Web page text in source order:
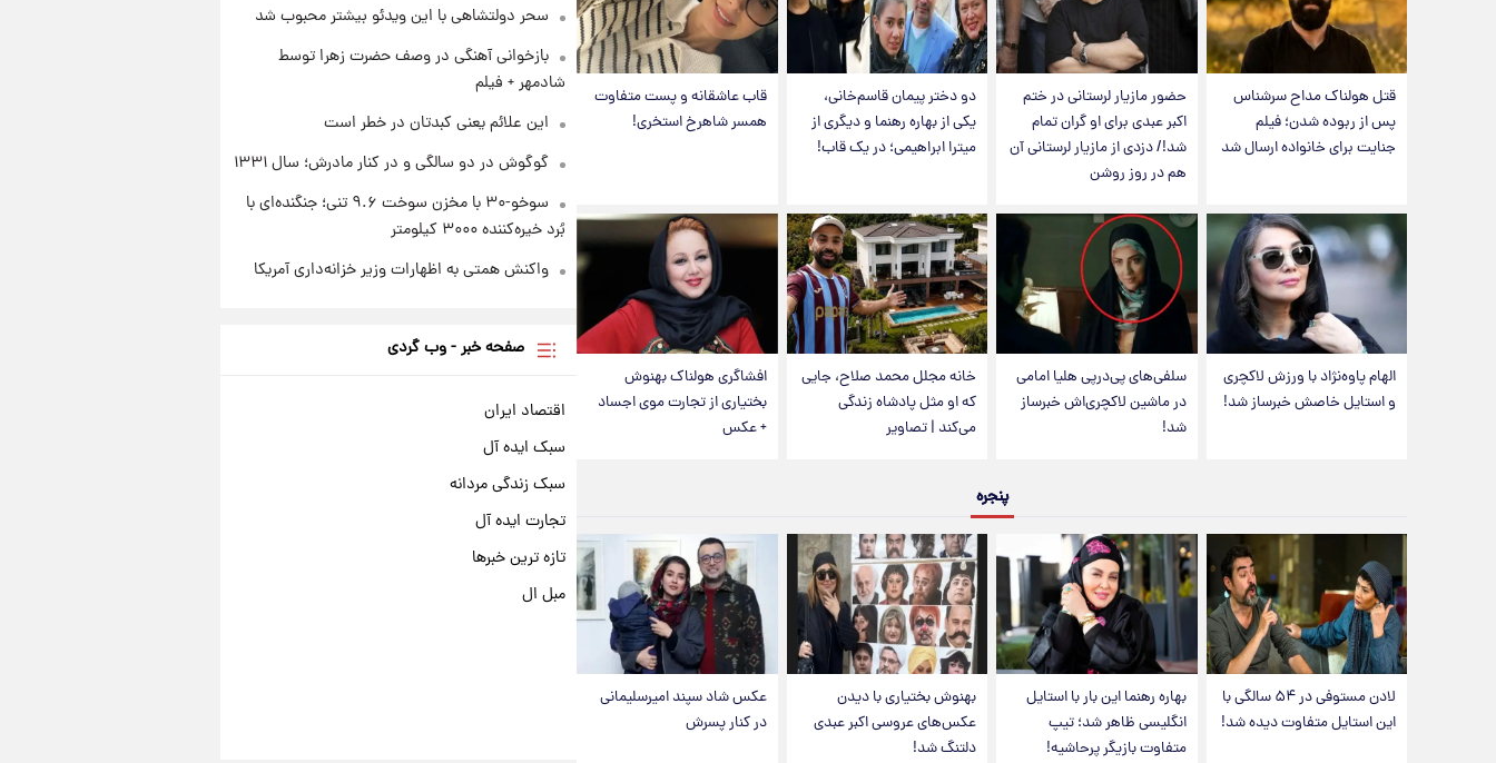
قتل هولناک مداح سرشناس
پس از ربوده شدن؛ فیلم
جنایت برای خانواده ارسال شد
حضور مازیار لرستانی در ختم
اکبر عبدی برای او گران تمام
شد!/ دزدی از مازیار لرستانی آن
هم در روز روشن
دو دختر پیمان قاسم‌خانی،
یکی از بهاره رهنما و دیگری از
میترا ابراهیمی؛ در یک قاب!
قاب عاشقانه و پست متفاوت
همسر شاهرخ استخری!
الهام پاوه‌نژاد با ورزش لاکچری
و استایل خاصش خبرساز شد!
سلفی‌های پی‌درپی هلیا امامی
در ماشین لاکچری‌اش خبرساز
شد!
خانه مجلل محمد صلاح، جایی
که او مثل پادشاه زندگی
می‌کند | تصاویر
افشاگری هولناک بهنوش
بختیاری از تجارت موی اجساد
+ عکس
پنجره
لادن مستوفی در ۵۴ سالگی با
این استایل متفاوت دیده شد!
بهاره رهنما این بار با استایل
انگلیسی ظاهر شد؛ تیپ
متفاوت بازیگر پرحاشیه!
بهنوش بختیاری با دیدن
عکس‌های عروسی اکبر عبدی
دلتنگ شد!
عکس شاد سپند امیرسلیمانی
در کنار پسرش
سحر دولتشاهی با این ویدئو بیشتر محبوب شد
بازخوانی آهنگی در وصف حضرت زهرا توسط
شادمهر + فیلم
این علائم یعنی کبدتان در خطر است
گوگوش در دو سالگی و در کنار مادرش؛ سال ۱۳۳۱
سوخو-۳۰ با مخزن سوخت ۹.۶ تنی؛ جنگنده‌ای با
بُرد خیره‌کننده ۳۰۰۰ کیلومتر
واکنش همتی به اظهارات وزیر خزانه‌داری آمریکا
صفحه خبر - وب گردی
اقتصاد ایران
سبک ایده آل
سبک زندگی مردانه
تجارت ایده آل
تازه ترین خبرها
مبل ال